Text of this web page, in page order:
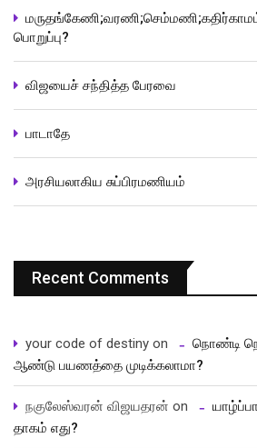
பொறுப்பு?
விஜயைச் சந்தித்த பேரவை
பாடாதே
அரசியலாகிய சுப்பிரமணியம்
Recent Comments
your code of destiny on
நொண்டி
ஆண்டு பயணத்தை முடிக்கலாமா?
நகுலேஸ்வரன் விஜயதரன் on
தாகம் எது?